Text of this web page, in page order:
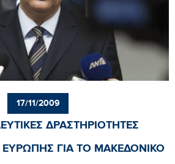
17/11/2009
ΔΡΑΣΤΗΡΙΟΤΗΤΕΣ
ΓΙΑ ΤΟ ΜΑΚΕΔΟΝΙΚΟ